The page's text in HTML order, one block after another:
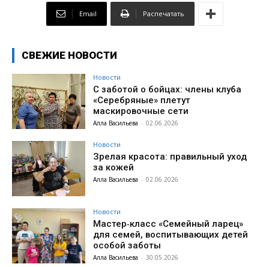
Email Распечатать
СВЕЖИЕ НОВОСТИ
Новости
С заботой о бойцах: члены клуба
«Серебряные» плетут
маскировочные сети
Алла Васильева - 02.06.2026
Новости
Зрелая красота: правильный уход
за кожей
Алла Васильева - 02.06.2026
Новости
Мастер‑класс «Семейный ларец»
для семей, воспитывающих детей
особой заботы
Алла Васильева - 30.05.2026